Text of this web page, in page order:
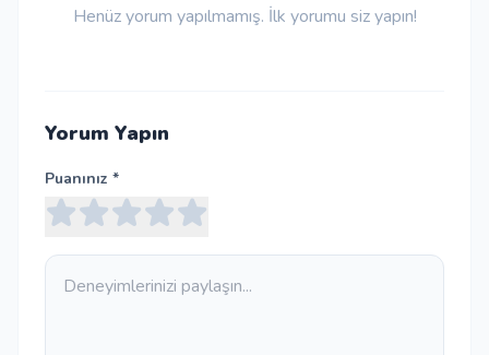
Henüz yorum yapılmamış. İlk yorumu siz yapın!
Yorum Yapın
Puanınız *